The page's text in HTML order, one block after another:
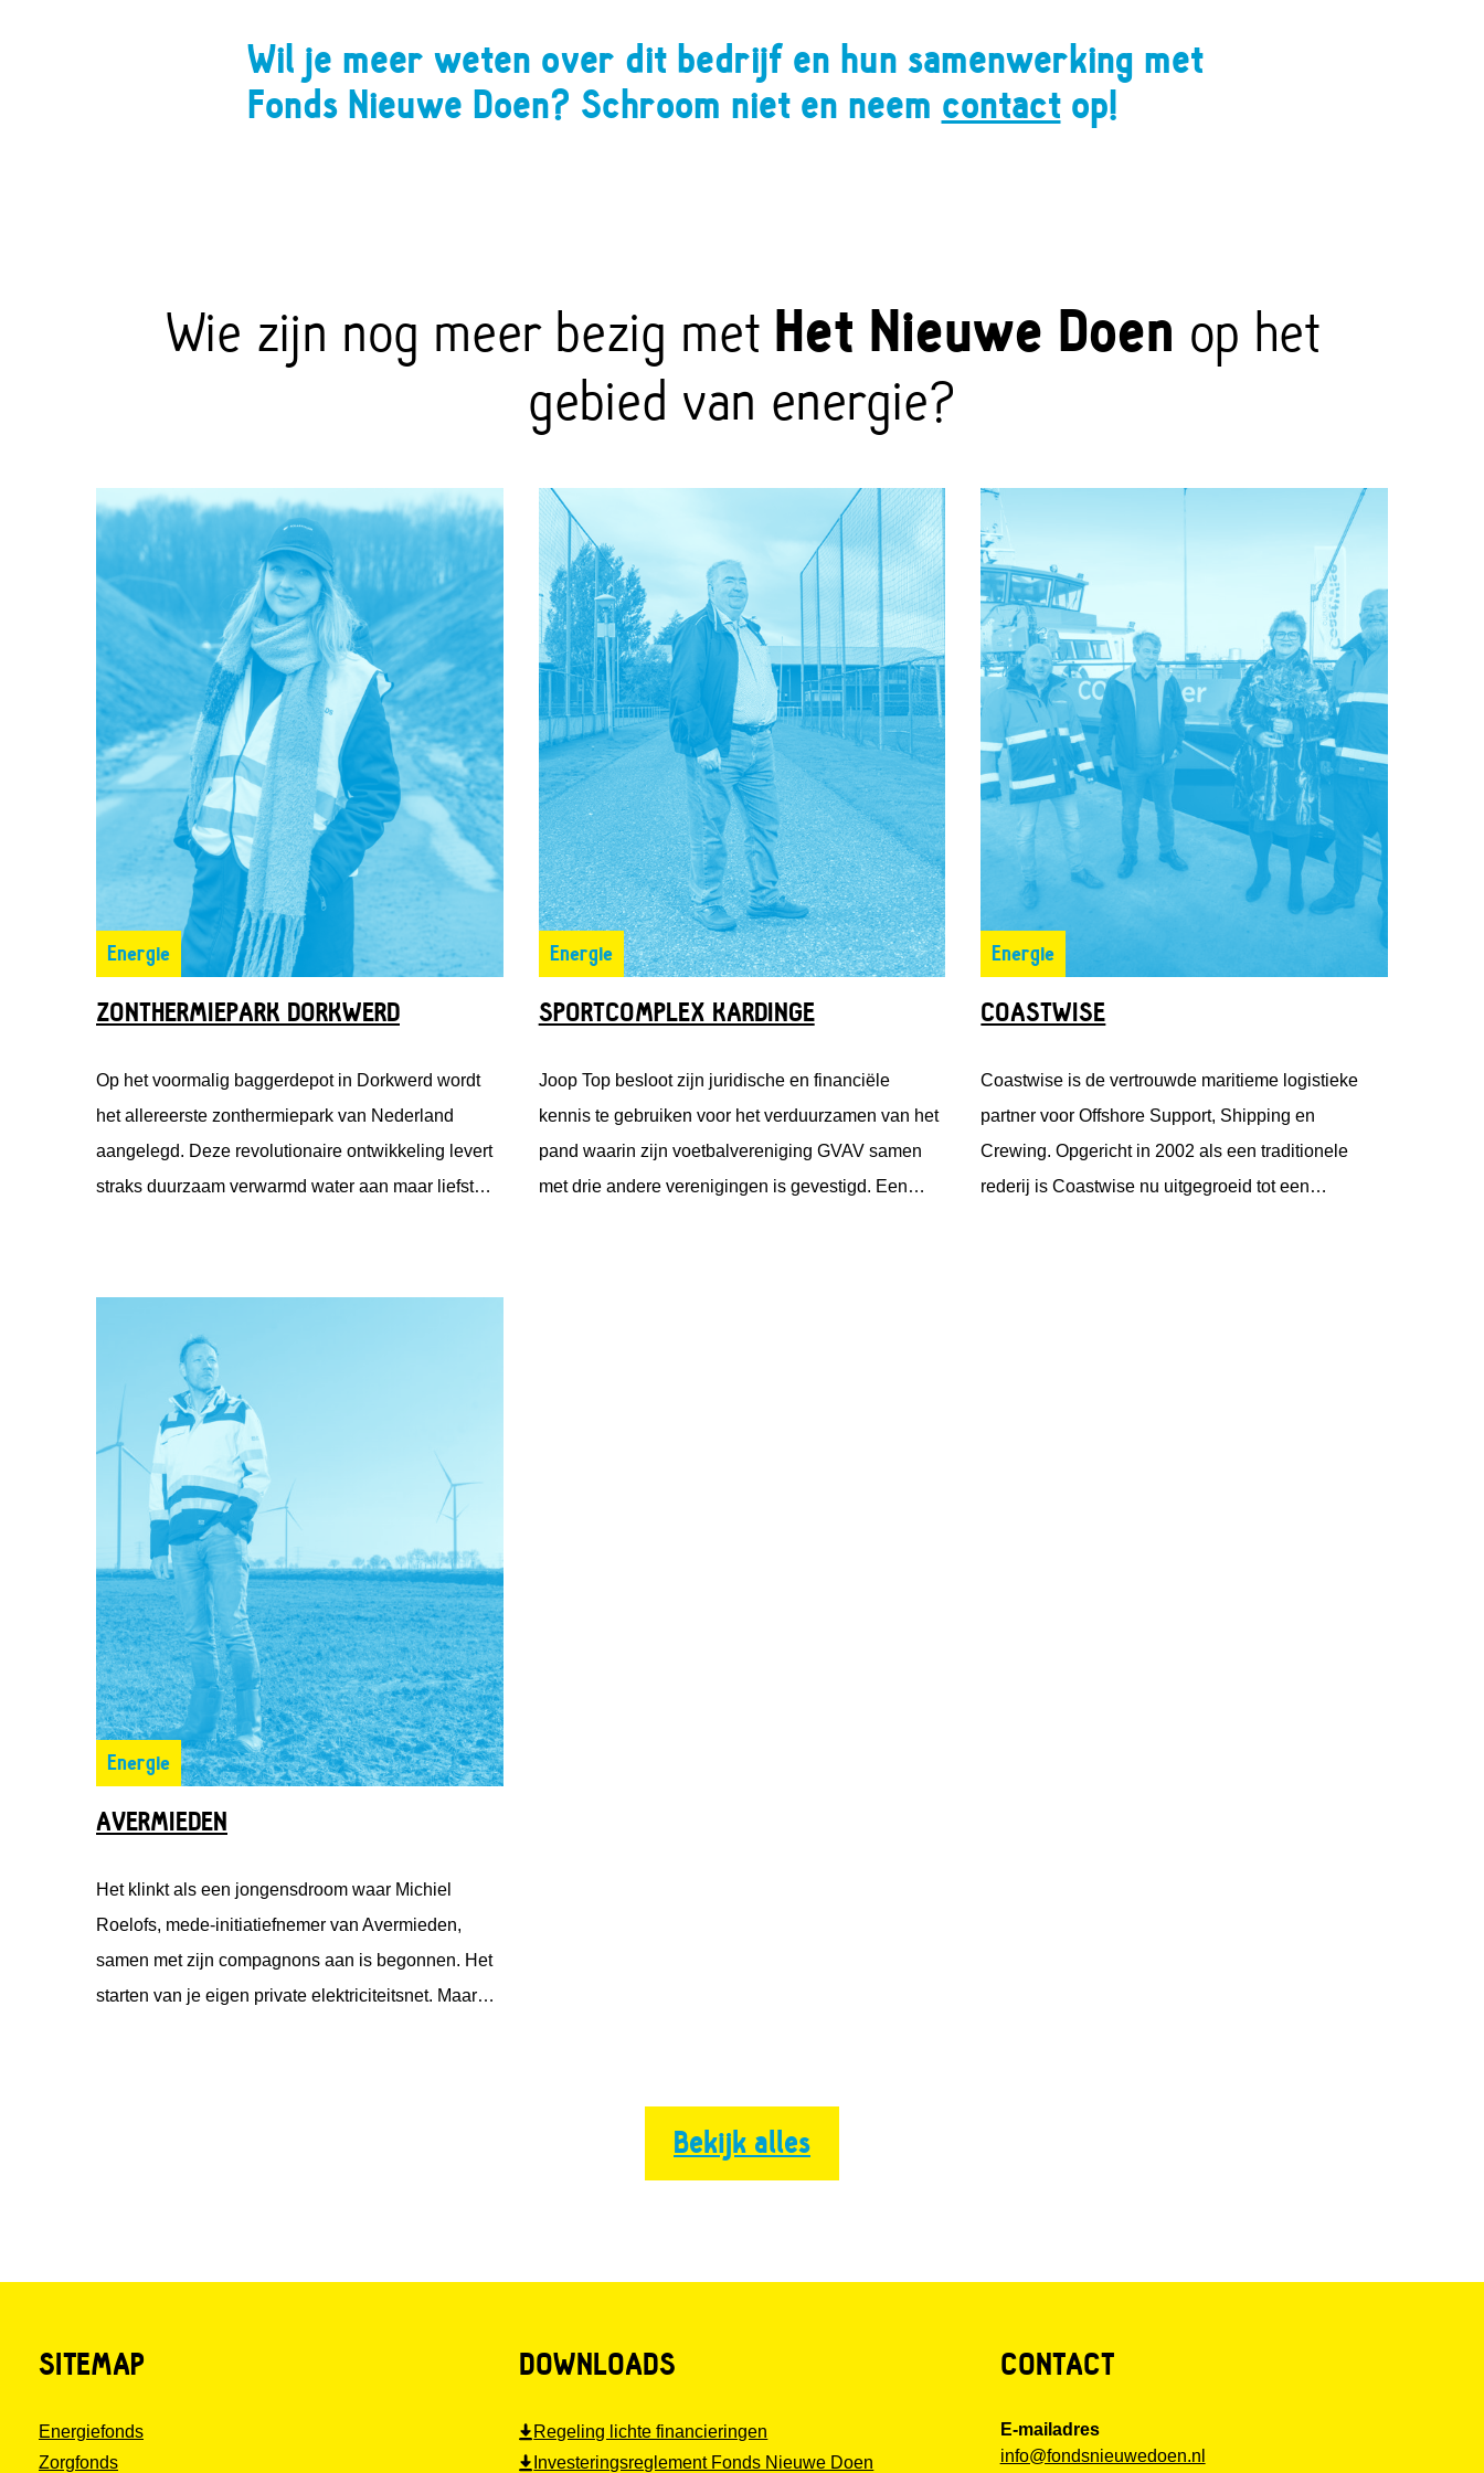
Wil je meer weten over dit bedrijf en hun samenwerking met
Fonds Nieuwe Doen? Schroom niet en neem contactop!
Wie zijn nog meer bezig met Het Nieuwe Doen op het
gebied van energie?
Energie
ZONTHERMIEPARK DORKWERD
Op het voormalig baggerdepot in Dorkwerd wordt
het allereerste zonthermiepark van Nederland
aangelegd. Deze revolutionaire ontwikkeling levert
straks duurzaam verwarmd water aan maar liefst
aan bij Fonds Nieuwe Doen.
Energie
SPORTCOMPLEX KARDINGE
Joop Top besloot zijn juridische en financiële
kennis te gebruiken voor het verduurzamen van het
pand waarin zijn voetbalvereniging GVAV samen
met drie andere verenigingen is gevestigd. Een
Energie
COASTWISE
Coastwise is de vertrouwde maritieme logistieke
partner voor Offshore Support, Shipping en
Crewing. Opgericht in 2002 als een traditionele
rederij is Coastwise nu uitgegroeid tot een
Energie
AVERMIEDEN
Het klinkt als een jongensdroom waar Michiel
Roelofs, mede-initiatiefnemer van Avermieden,
samen met zijn compagnons aan is begonnen. Het
starten van je eigen private elektriciteitsnet. Maar
Bekijk alles
SITEMAP
Energiefonds
Zorgfonds
DOWNLOADS
Regeling lichte financieringen
Investeringsreglement Fonds Nieuwe Doen
CONTACT
E-mailadres
info@fondsnieuwedoen.nl